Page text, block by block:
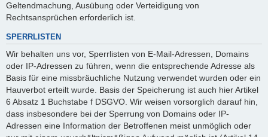
Geltendmachung, Ausübung oder Verteidigung von
Rechtsansprüchen erforderlich ist.
SPERRLISTEN
Wir behalten uns vor, Sperrlisten von E-Mail-Adressen, Domains
oder IP-Adressen zu führen, wenn die entsprechende Adresse als
Basis für eine missbräuchliche Nutzung verwendet wurden oder ein
Hauverbot erteilt wurde. Basis der Speicherung ist auch hier Artikel
6 Absatz 1 Buchstabe f DSGVO. Wir weisen vorsorglich darauf hin,
dass insbesondere bei der Sperrung von Domains oder IP-
Adressen eine Information der Betroffenen meist unmöglich oder